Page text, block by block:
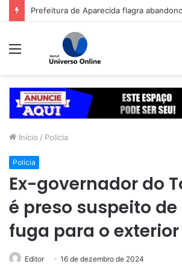
Menu
Início / Polícia
Polícia
Ex-governador do
é preso suspeito
fuga para o exterior
Editor 16 de dezembro de 2024